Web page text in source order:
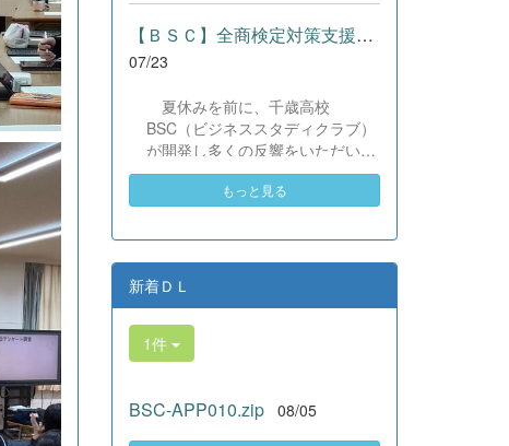
ぬご声援をよろしくお願いいたし
1年生や、経験を生かして頼もし
く場を仕切る3年生など、生徒た
ちは言葉や国境を超えて笑顔で交
は、「国籍や年齢を問わず笑顔で
寄り添い、自分で考えて動く姿が
素晴らしい。異文化理解のマイン
ドが自然と身についている」と、
賞賛の声をいただきました！ 教室
う広いフィールドで本領を発揮す
る教養科生たち。多文化共生社会
を引っ張る頼もしい姿に、誇らし
さでいっぱいです。 教養科生、ど
んどん外へ飛び出そう！ その温か
い心と行動力を磨き、世界を笑顔
【ＢＳＣ】全商検定対策支援ポータルサイト「Compath（コンパス）...
07/23
夏休みを前に、千歳高校
BSC（ビジネススタディクラブ）
が開発し多くの反響をいただいて
いる、全商検定合格支援ポータル
サイト『Compath（コンパス）』
ました。 今回もユーザーの皆様
からいただいたアンケートのご意
見をもとに、BSC部員のプログラ
ミングチームがデバッグ（不具合
修正）から新機能の実装までを行
いました。今回のアップデートで
は、ビジネス計算・簿記・ビジネ
務分析・ビジネスコミュニケーシ
もっと見る
新着ＤＬ
1件
BSC-APP010.zip 08/05